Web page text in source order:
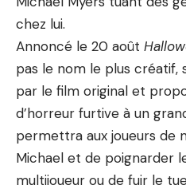
chez lui.
Annoncé le 20 août
pas le nom le plus
par le film original et
d’horreur furtive à un
permettra aux joueurs de
Michael et de poignarder
multijoueur ou de fuir le